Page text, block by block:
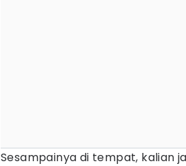
Sesampainya di tempat, kalian